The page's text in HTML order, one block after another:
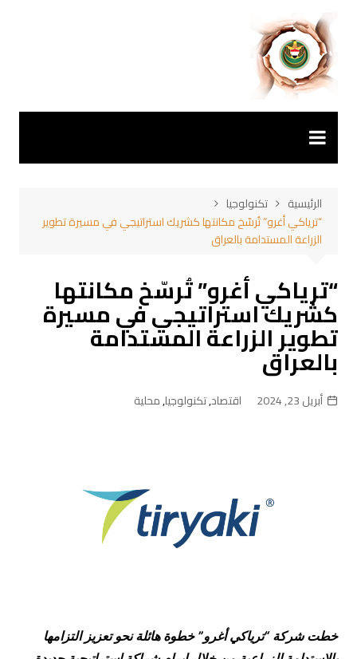
المحتوى
الرئيسية
تكنولوجيا
“ترياكي أغرو” تُرسّخ مكانتها كشريك استراتيجي في مسيرة تطوير
الزراعة المستدامة بالعراق
“ترياكي أغرو” تُرسّخ مكانتها
كشريك استراتيجي في مسيرة
تطوير الزراعة المستدامة
بالعراق
أبريل 23, 2024 اقتصاد,تكنولوجيا,محلية
خطت شركة “ترياكي أغرو” خطوة هائلة نحو تعزيز التزامها